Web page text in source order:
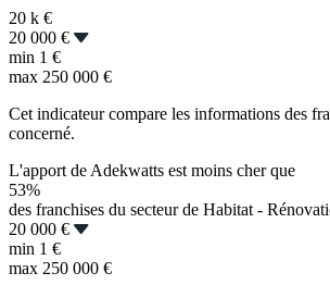
20 k €
20 000 €
min 1 €
max 250 000 €
Cet indicateur compare les informations des
concerné.
L'apport de Adekwatts est moins cher que
53%
des franchises du secteur de Habitat -
20 000 €
min 1 €
max 250 000 €